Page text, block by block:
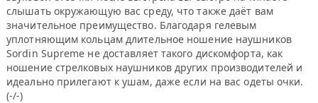
слышать окружающую вас среду, что также даёт вам
значительное преимущество. Благодаря гелевым
уплотняющим кольцам длительное ношение наушников
Sordin Supreme не доставляет такого дискомфорта, как
ношение стрелковых наушников других производителей и
идеально прилегают к ушам, даже если на вас одеты очки.
(-/-)